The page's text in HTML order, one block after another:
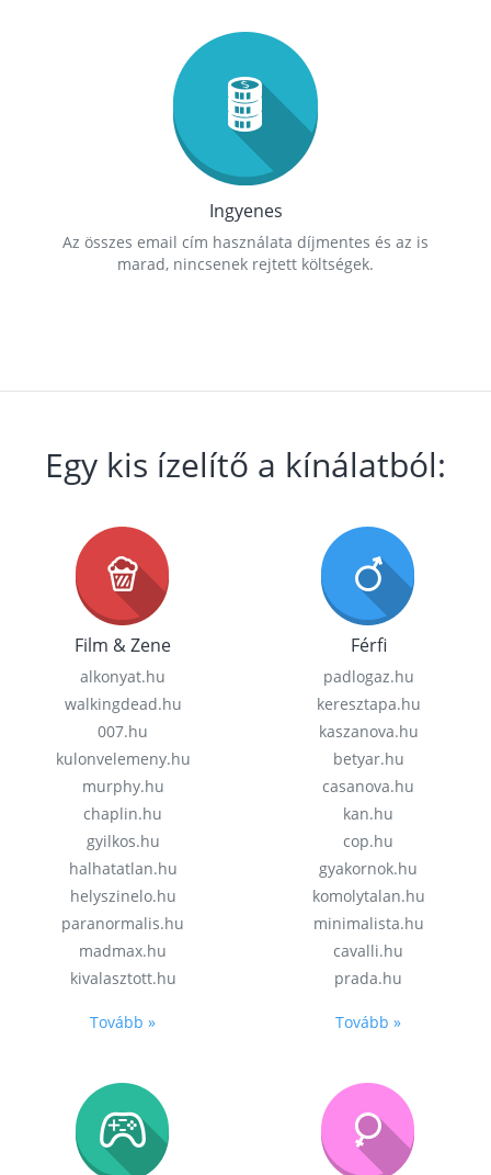
Ingyenes
Az összes email cím használata díjmentes és az is
marad, nincsenek rejtett költségek.
Egy kis ízelítő a kínálatból:
Film & Zene
alkonyat.hu
walkingdead.hu
007.hu
kulonvelemeny.hu
murphy.hu
chaplin.hu
gyilkos.hu
halhatatlan.hu
helyszinelo.hu
paranormalis.hu
madmax.hu
kivalasztott.hu
Tovább »
Férfi
padlogaz.hu
keresztapa.hu
kaszanova.hu
betyar.hu
casanova.hu
kan.hu
cop.hu
gyakornok.hu
komolytalan.hu
minimalista.hu
cavalli.hu
prada.hu
Tovább »